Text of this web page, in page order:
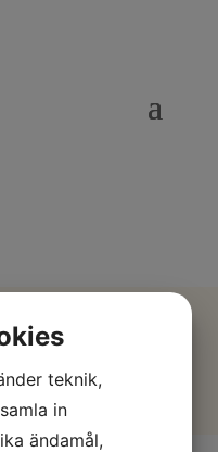
teknik,
in
ändamål,